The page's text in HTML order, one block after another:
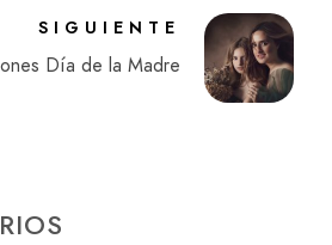
SIGUIENTE
Día de la Madre